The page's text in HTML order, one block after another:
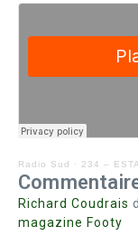
Radio Sud · 234 –
Richard Coudrais
magazine Footy